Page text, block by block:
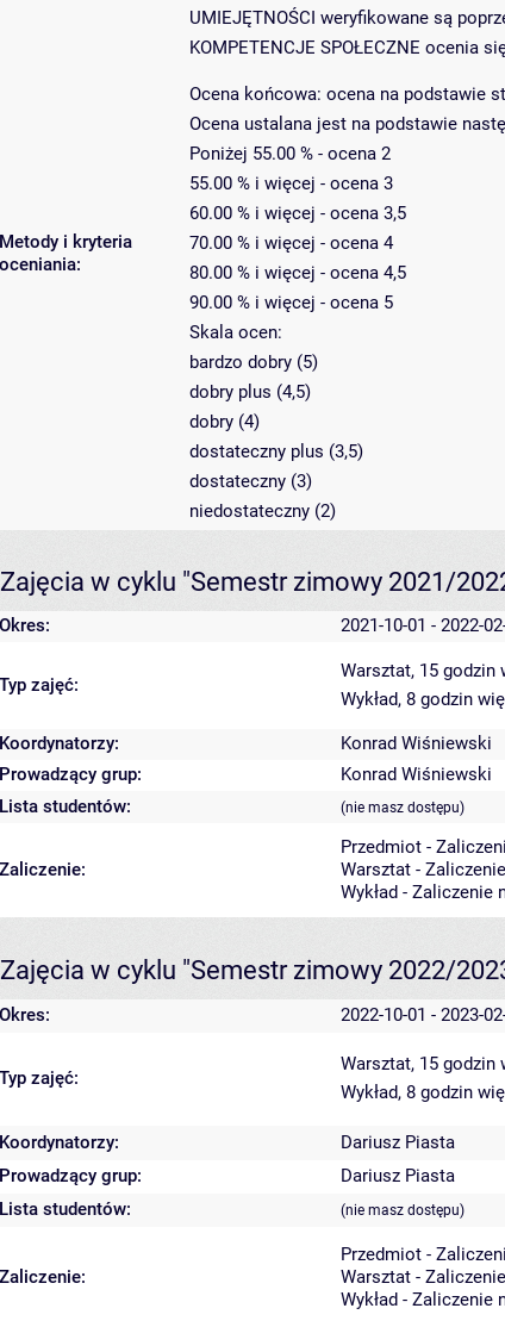
Metody i kryteria
oceniania:
UMIEJĘTNOŚCI weryfikowane są
KOMPETENCJE SPOŁECZNE ocenia
Ocena końcowa: ocena na podstawie
Ocena ustalana jest na podstawie
Poniżej 55.00 % - ocena 2
55.00 % i więcej - ocena 3
60.00 % i więcej - ocena 3,5
70.00 % i więcej - ocena 4
80.00 % i więcej - ocena 4,5
90.00 % i więcej - ocena 5
Skala ocen:
bardzo dobry (5)
dobry plus (4,5)
dobry (4)
dostateczny plus (3,5)
dostateczny (3)
niedostateczny (2)
Zajęcia w cyklu "Semestr zimowy 2021/
Okres: 2021-10-01 - 2022-
Typ zajęć:
Warsztat, 15 godzin
Wykład, 8 godzin
Koordynatorzy:
Konrad Wiśniewski
Prowadzący grup:
Konrad Wiśniewski
Lista studentów:
(nie masz dostępu)
Zaliczenie:
Przedmiot -
Warsztat -
Wykład - Zaliczenie
Zajęcia w cyklu "Semestr zimowy 2022/
Okres: 2022-10-01 - 2023-
Typ zajęć:
Warsztat, 15 godzin
Wykład, 8 godzin
Koordynatorzy:
Dariusz Piasta
Prowadzący grup:
Dariusz Piasta
Lista studentów:
(nie masz dostępu)
Zaliczenie:
Przedmiot -
Warsztat -
Wykład - Zaliczenie